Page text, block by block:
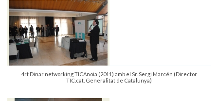
4rt Dinar networking TICAnoia (2011) amb el Sr. Sergi Marcén (Director
TIC.cat. Generalitat de Catalunya)